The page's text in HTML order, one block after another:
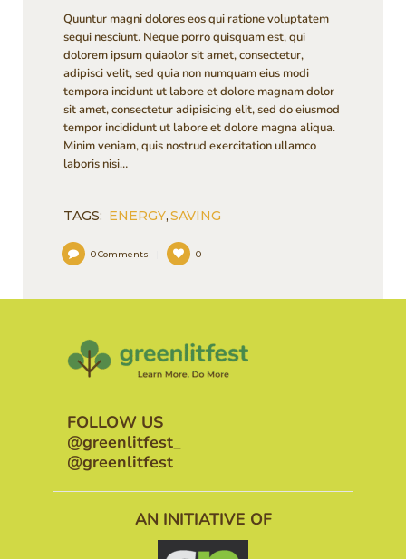
Quuntur magni dolores eos qui ratione voluptatem
sequi nesciunt. Neque porro quisquam est, qui
dolorem ipsum quiaolor sit amet, consectetur,
adipisci velit, sed quia non numquam eius modi
tempora incidunt ut labore et dolore magnam dolor
sit amet, consectetur adipisicing elit, sed do eiusmod
tempor incididunt ut labore et dolore magna aliqua.
Minim veniam, quis nostrud exercitation ullamco
laboris nisi…
TAGS: ENERGY,SAVING
0 Comments 0
FOLLOW US
@greenlitfest_
@greenlitfest
AN INITIATIVE OF